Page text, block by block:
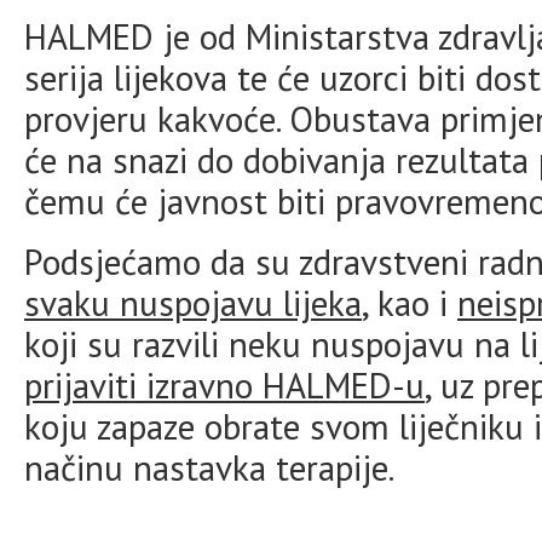
HALMED je od Ministarstva
serija lijekova te će uzorci biti
provjeru kakvoće. Obustava
će na snazi do dobivanja
čemu će javnost biti
Podsjećamo da su zdravstveni
svaku nuspojavu lijeka, kao i
koji su razvili neku nuspojavu na
prijaviti izravno HALMED-u, uz
koju zapaze obrate svom
načinu nastavka terapije.